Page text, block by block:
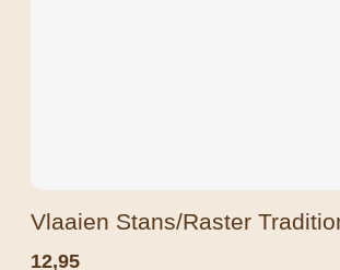
Vlaaien Stans/Raster
12,95